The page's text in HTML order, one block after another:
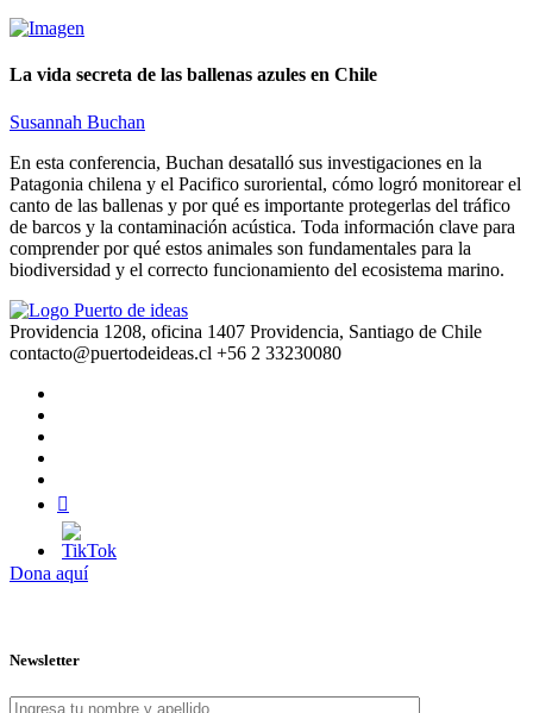
La vida secreta de las ballenas azules en Chile
Susannah Buchan
En esta conferencia, Buchan desatalló sus investigaciones en la
Patagonia chilena y el Pacifico suroriental, cómo logró monitorear el
canto de las ballenas y por qué es importante protegerlas del tráfico
de barcos y la contaminación acústica. Toda información clave para
comprender por qué estos animales son fundamentales para la
biodiversidad y el correcto funcionamiento del ecosistema marino.
Providencia 1208, oficina 1407 Providencia, Santiago de Chile
contacto@puertodeideas.cl +56 2 33230080
Dona aquí
Newsletter